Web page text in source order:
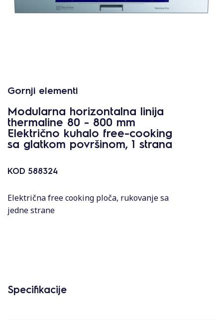
Gornji elementi
Modularna horizontalna linija
thermaline 80 - 800 mm
Električno kuhalo free-cooking
sa glatkom površinom, 1 strana
KOD 588324
Električna free cooking ploča, rukovanje sa
jedne strane
Specifikacije